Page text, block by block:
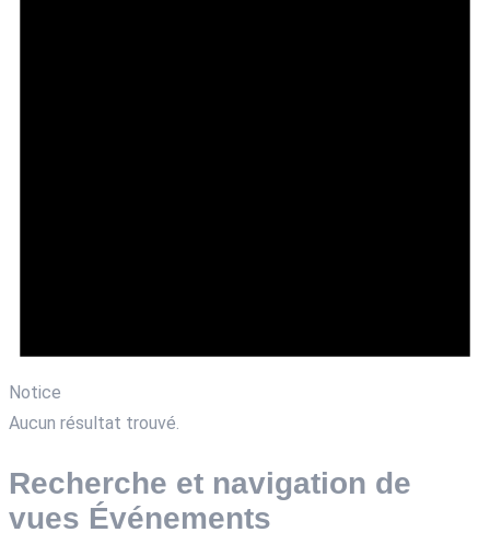
Notice
Aucun résultat trouvé.
Recherche et navigation de
vues Événements